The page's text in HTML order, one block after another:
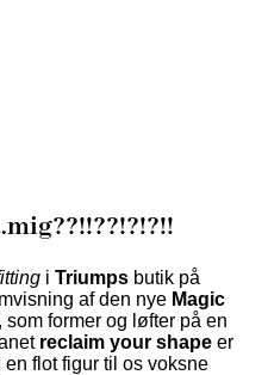
i Triumps butik på
af den nye Magic
former og løfter på en
reclaim your shape er
flot figur til os voksne